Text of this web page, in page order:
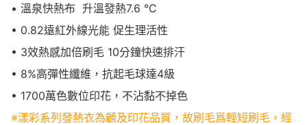
• 溫泉快熱布 升溫發熱7.6 °C
• 0.82遠紅外線光能 促生理活性
• 3效熱感加倍刷毛 10分鐘快速排汗
• 8%高彈性纖維，抗起毛球達4級
• 1700萬色數位印花，不沾黏不掉色
※漾彩系列發熱衣為顧及印花品質，故刷毛爲輕短刷毛，經